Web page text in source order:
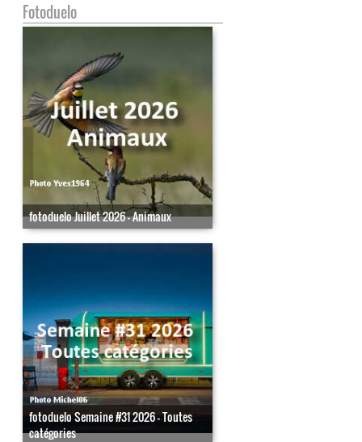
Fotoduelo
fotoduelo Juillet 2026 - Animaux
fotoduelo Semaine #31 2026 - Toutes
catégories